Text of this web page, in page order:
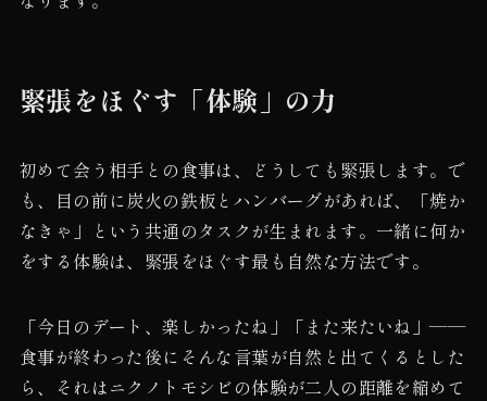
緊張をほぐす「体験」の力
初めて会う相手との食事は、どうしても緊張します。で
も、目の前に炭火の鉄板とハンバーグがあれば、「焼か
なきゃ」という共通のタスクが生まれます。一緒に何か
をする体験は、緊張をほぐす最も自然な方法です。
「今日のデート、楽しかったね」「また来たいね」——
食事が終わった後にそんな言葉が自然と出てくるとした
ら、それはニクノトモシビの体験が二人の距離を縮めて